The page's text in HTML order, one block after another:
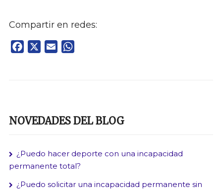
Compartir en redes:
Facebook Email
NOVEDADES DEL BLOG
¿Puedo hacer deporte con una incapacidad
permanente total?
¿Puedo solicitar una incapacidad permanente sin